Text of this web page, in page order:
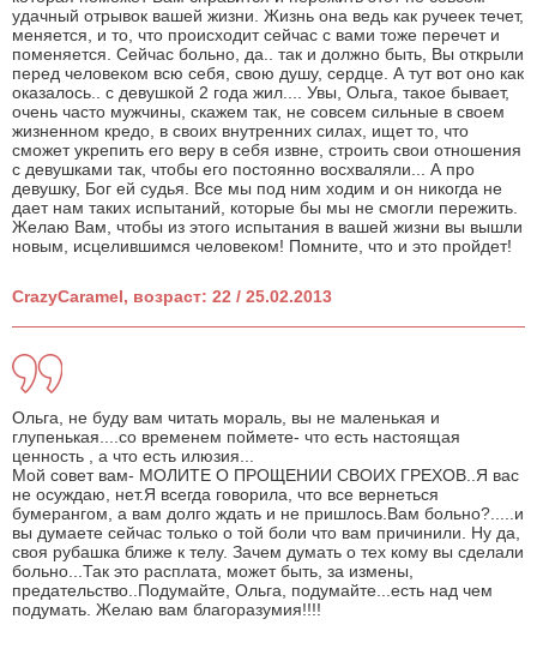
удачный отрывок вашей жизни. Жизнь она ведь как ручеек течет,
меняется, и то, что происходит сейчас с вами тоже перечет и
поменяется. Сейчас больно, да.. так и должно быть, Вы открыли
перед человеком всю себя, свою душу, сердце. А тут вот оно как
оказалось.. с девушкой 2 года жил.... Увы, Ольга, такое бывает,
очень часто мужчины, скажем так, не совсем сильные в своем
жизненном кредо, в своих внутренних силах, ищет то, что
сможет укрепить его веру в себя извне, строить свои отношения
с девушками так, чтобы его постоянно восхваляли... А про
девушку, Бог ей судья. Все мы под ним ходим и он никогда не
дает нам таких испытаний, которые бы мы не смогли пережить.
Желаю Вам, чтобы из этого испытания в вашей жизни вы вышли
новым, исцелившимся человеком! Помните, что и это пройдет!
CrazyCaramel, возраст: 22 / 25.02.2013
Ольга, не буду вам читать мораль, вы не маленькая и
глупенькая....со временем поймете- что есть настоящая
ценность , а что есть илюзия...
Мой совет вам- МОЛИТЕ О ПРОЩЕНИИ СВОИХ ГРЕХОВ..Я вас
не осуждаю, нет.Я всегда говорила, что все вернеться
бумерангом, а вам долго ждать и не пришлось.Вам больно?.....и
вы думаете сейчас только о той боли что вам причинили. Ну да,
своя рубашка ближе к телу. Зачем думать о тех кому вы сделали
больно...Так это расплата, может быть, за измены,
предательство..Подумайте, Ольга, подумайте...есть над чем
подумать. Желаю вам благоразумия!!!!